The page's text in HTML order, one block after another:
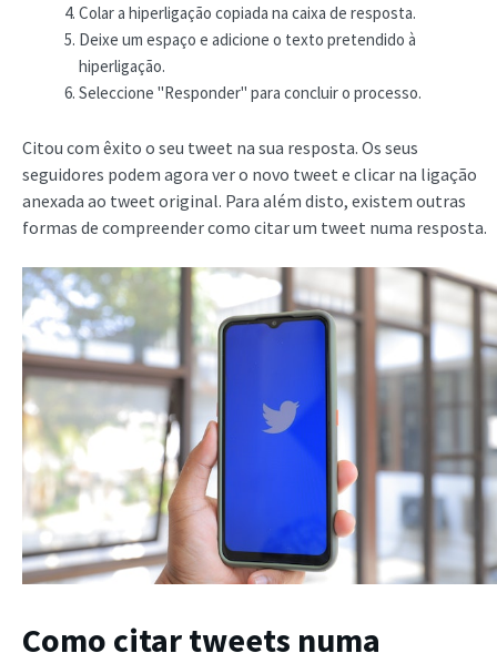
Colar a hiperligação copiada na caixa de resposta.
Deixe um espaço e adicione o texto pretendido à
hiperligação.
Seleccione "Responder" para concluir o processo.
Citou com êxito o seu tweet na sua resposta. Os seus
seguidores podem agora ver o novo tweet e clicar na ligação
anexada ao tweet original. Para além disto, existem outras
formas de compreender como citar um tweet numa resposta.
Como citar tweets numa